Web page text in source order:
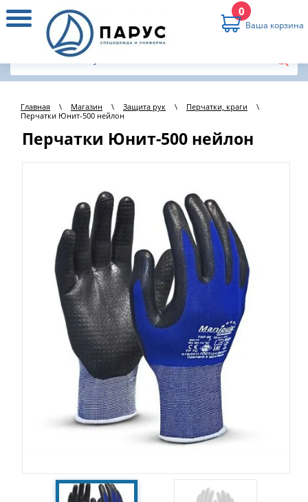
0
Ваша корзина
Главная \ Магазин \ Защита рук \ Перчатки, краги
\
Перчатки Юнит-500 нейлон
Перчатки Юнит-500 нейлон